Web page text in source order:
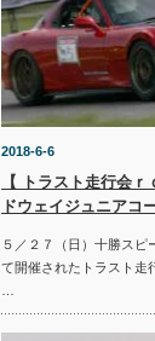
2018-6-6
【 トラスト走行会
ドウェイジュニアコ
５／２７（日）十勝スピ
て開催されたトラスト走